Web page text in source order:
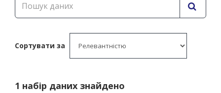
Сортувати за
1 набір даних знайдено